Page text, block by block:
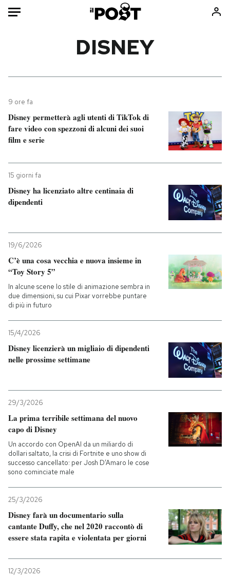
Politica
Tecnologia
Internet
Cultura
Economia
Sport
Consumismi
Storie/Idee
Ok Boomer!
Altrecose
Mondiali calcio 2026
PODCAST
NEWSLETTER
I MIEI PREFERITI
SHOP
AREA PERSONALE
Entra
DISNEY
9 ore fa
Disney permetterà agli utenti di TikTok di
fare video con spezzoni di alcuni dei suoi
film e serie
15 giorni fa
Disney ha licenziato altre centinaia di
dipendenti
19/6/2026
C’è una cosa vecchia e nuova insieme in
“Toy Story 5”
In alcune scene lo stile di animazione sembra in
due dimensioni, su cui Pixar vorrebbe puntare
di più in futuro
15/4/2026
Disney licenzierà un migliaio di dipendenti
nelle prossime settimane
29/3/2026
La prima terribile settimana del nuovo
capo di Disney
Un accordo con OpenAI da un miliardo di
dollari saltato, la crisi di Fortnite e uno show di
successo cancellato: per Josh D’Amaro le cose
sono cominciate male
25/3/2026
Disney farà un documentario sulla
cantante Duffy, che nel 2020 raccontò di
essere stata rapita e violentata per giorni
12/3/2026